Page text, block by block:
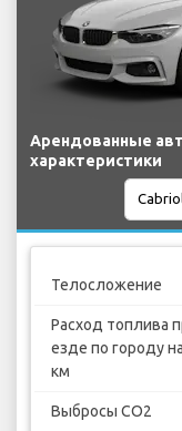
Арендованные
характеристики
Телосложение
Расход топлива
езде по городу
км
Выбросы CO2